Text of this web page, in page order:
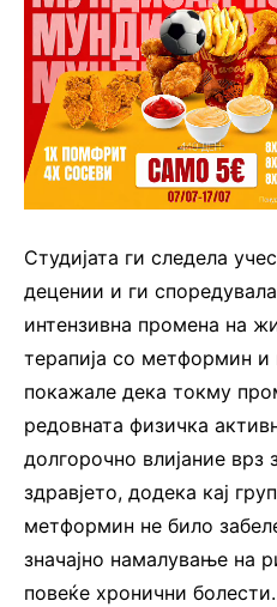
Студијата ги следела
децении и ги
интензивна промена на
терапија со метформин и
покажале дека токму
редовната физичка
долгорочно влијание врз
здравјето, додека кај
метформин не било
значајно намалување на
повеќе хронични болести.